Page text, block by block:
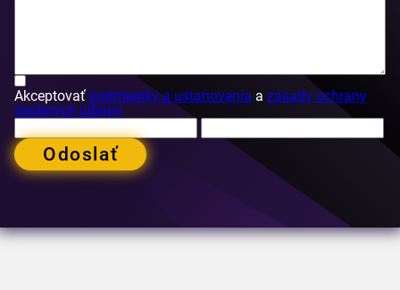
Akceptovať podmienky a ustanovenia a zásady ochrany
osobných údajov
Odoslať